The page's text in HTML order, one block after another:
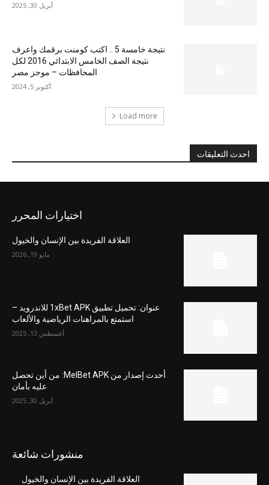
أبريل 30, 2025
نتيجة خامسة 5 .. اكتب كومنت برقمك واعرف
نتيجة الصف الخامس الابتدائي 2016 لكل
المحافظات – موجز مصر
أكتوبر 5, 2024
Load more
احدث التعليقات
اختيارات المحرر
العلاقة الفريدة بين الإنسان والخيول
مايو 19, 2026
عنوان: تحميل تطبيق 1xBet APK للاندرويد –
استمتع بالمراهنات الرياضية والألعاب
أغسطس 13, 2025
أحدث إصدار من MelBet APK: من أين تحصل
عليه بأمان
أبريل 30, 2025
منشورات شائعة
العلاقة الفريدة بين الإنسان والخيول